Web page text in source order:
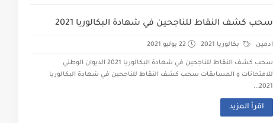
سحب كشف النقاط للناجحين في شهادة البكالوريا 2021
ادمين بكالوريا 2021 22 يوليو 2021
سحب كشف النقاط للناجحين في شهادة البكالوريا 2021 الديوان الوطني
للامتحانات و المسابقات سحب كشف النقاط للناجحين في شهادة البكالوريا
2021...
اقرأ المزيد